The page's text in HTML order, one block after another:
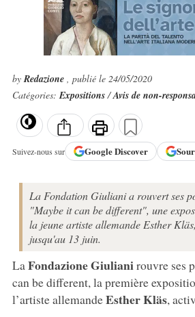
byRedazione , publié le 24/05/2020
Catégories:Expositions/Avis de non-
Suivez-nous sur GoogleDiscover
La Fondation Giuliani a rouvert ses
"Maybe it can be different", une
la jeune artiste allemande Esther
jusqu'au 13 juin.
La Fondazione Giulianirouvre ses
can be different, la première
l’artiste allemandeEsther Kläs,